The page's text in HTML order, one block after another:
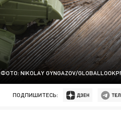
ФОТО: NIKOLAY GYNGAZOV/
ПОДПИШИТЕСЬ: